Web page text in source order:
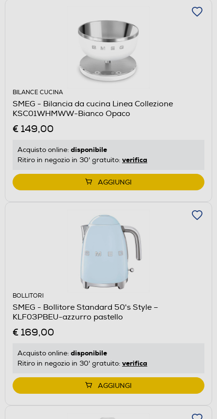
BILANCE CUCINA
SMEG - Bilancia da cucina Linea Collezione
KSC01WHMWW-Bianco Opaco
€ 149,00
Acquisto online: disponibile
Ritiro in negozio in 30' gratuito: verifica
AGGIUNGI
BOLLITORI
SMEG - Bollitore Standard 50's Style –
KLF03PBEU-azzurro pastello
€ 169,00
Acquisto online: disponibile
Ritiro in negozio in 30' gratuito: verifica
AGGIUNGI